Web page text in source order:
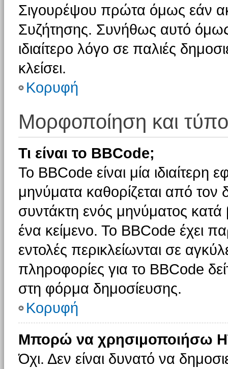
Σιγουρέψου πρώτα όμως εάν
Συζήτησης. Συνήθως αυτό όμως
ιδιαίτερο λόγο σε παλιές
κλείσει.
Κορυφή
Μορφοποίηση και
Τι είναι το BBCode;
Το BBCode είναι μία
μηνύματα καθορίζεται από τον
συντάκτη ενός μηνύματος
ένα κείμενο. Το BBCode έχει
εντολές περικλείωνται σε
πληροφορίες για το BBCode
στη φόρμα δημοσίευσης.
Κορυφή
Μπορώ να χρησιμοποιήσω
Όχι. Δεν είναι δυνατό να